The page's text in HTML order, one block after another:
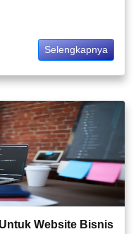
Selengkapnya
Website Bisnis